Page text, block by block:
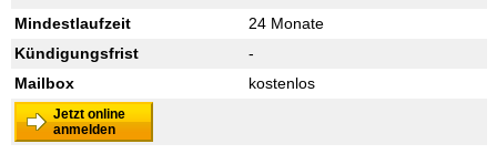
Mindestlaufzeit
24 Monate
Kündigungsfrist
-
Mailbox
kostenlos
Jetzt online
anmelden